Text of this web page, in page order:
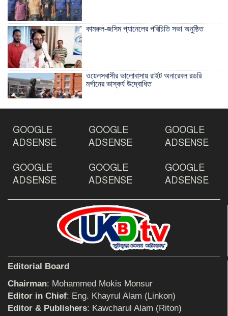
কামরুল-জসিম প্যানেলের পরিচিতি সভা অনুষ্ঠিত
ওয়েলসবাসীর ভালোবাসায় রাইট অনারেবল রডরি
মর্গানের ভাস্কর্য উদ্বোধিত
দেশ রক্ষায় প্রগতিশীল সাংবাদিকদের ভুমিকা গুরুত্বপূর্ণ
-মহিবুল হাসান চৌধুরী
আহলে সুন্নাত এর কার্যক্রম বাস্তবায়নের আহ্বান
বিমানের সিলেট-ম্যানচেস্টার সরাসরি ফ্লাইট চালু হচ্ছে
GOOGLE
ADSENSE
GOOGLE
ADSENSE
GOOGLE
ADSENSE
GOOGLE
ADSENSE
GOOGLE
ADSENSE
GOOGLE
ADSENSE
Editorial Board
Chairman: Mohammed Mokis Monsur
Editor in Chief: Eng. Khayrul Alam (Linkon)
Editor & Publishers: Kawcharul Alam (Riton)